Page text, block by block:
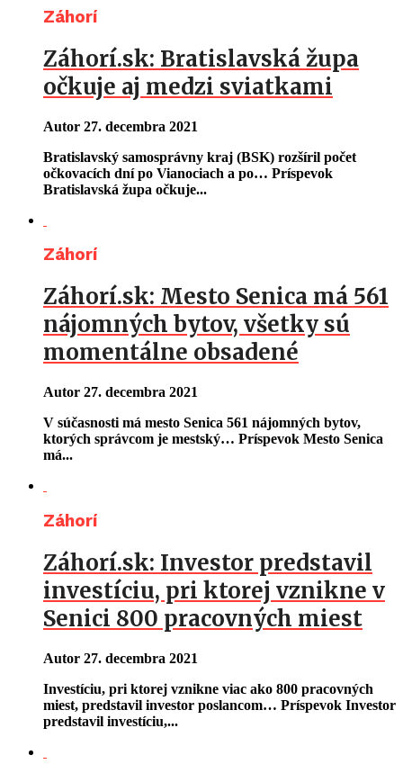
Záhorí
Záhorí.sk: Bratislavská župa
očkuje aj medzi sviatkami
Autor 27. decembra 2021
Bratislavský samosprávny kraj (BSK) rozšíril počet
očkovacích dní po Vianociach a po… Príspevok
Bratislavská župa očkuje...
Záhorí
Záhorí.sk: Mesto Senica má 561
nájomných bytov, všetky sú
momentálne obsadené
Autor 27. decembra 2021
V súčasnosti má mesto Senica 561 nájomných bytov,
ktorých správcom je mestský… Príspevok Mesto Senica
má...
Záhorí
Záhorí.sk: Investor predstavil
investíciu, pri ktorej vznikne v
Senici 800 pracovných miest
Autor 27. decembra 2021
Investíciu, pri ktorej vznikne viac ako 800 pracovných
miest, predstavil investor poslancom… Príspevok Investor
predstavil investíciu,...